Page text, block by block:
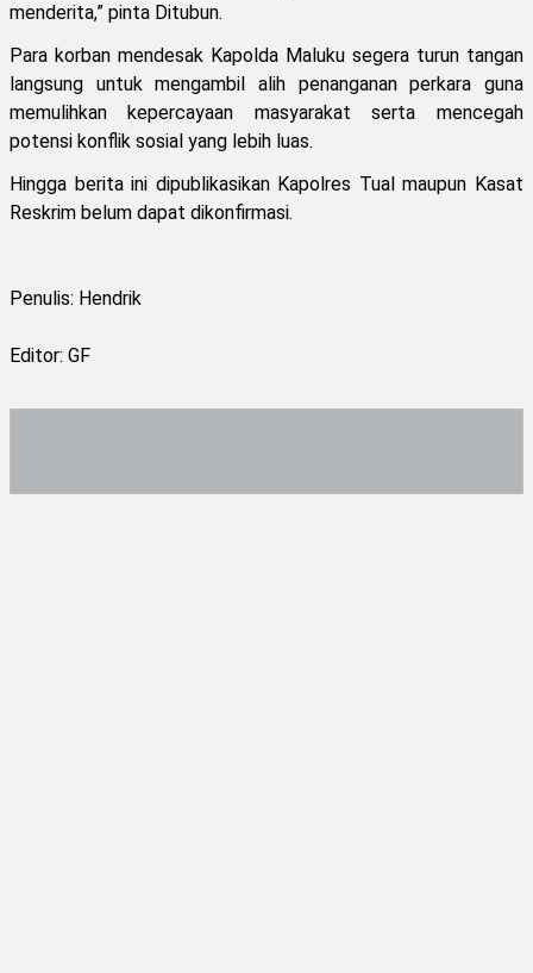
menderita,” pinta Ditubun.
Para korban mendesak Kapolda Maluku segera turun tangan
langsung untuk mengambil alih penanganan perkara guna
memulihkan kepercayaan masyarakat serta mencegah
potensi konflik sosial yang lebih luas.
Hingga berita ini dipublikasikan Kapolres Tual maupun Kasat
Reskrim belum dapat dikonfirmasi.
Penulis: Hendrik
Editor: GF